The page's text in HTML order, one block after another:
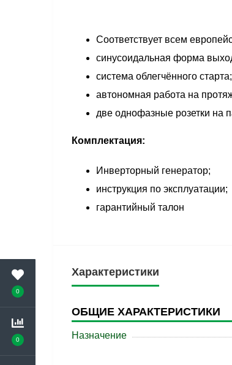
0
0
Соответствует всем
синусоидальная форма
система облегчённого старта;
автономная работа на
две однофазные розетки на
Комплектация:
Инверторный генератор;
инструкция по эксплуатации;
гарантийный талон
Характеристики
ОБЩИЕ ХАРАКТЕРИСТИКИ
Назначение